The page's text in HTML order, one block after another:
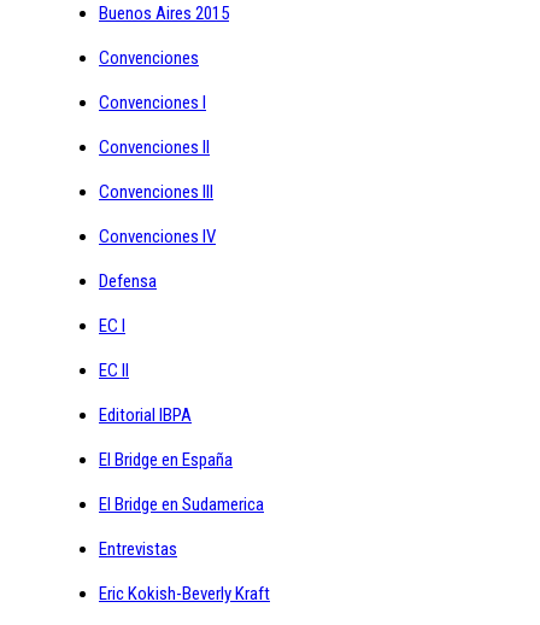
Buenos Aires 2015
Convenciones
Convenciones I
Convenciones II
Convenciones III
Convenciones IV
Defensa
EC I
EC II
Editorial IBPA
El Bridge en España
El Bridge en Sudamerica
Entrevistas
Eric Kokish-Beverly Kraft